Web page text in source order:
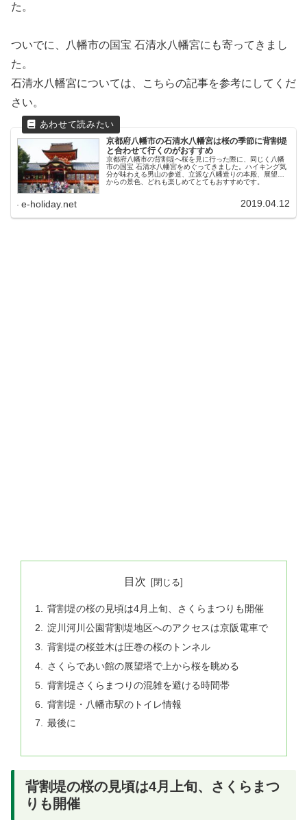
た。
ついでに、八幡市の国宝 石清水八幡宮にも寄ってきまし
た。
石清水八幡宮については、こちらの記事を参考にしてくだ
さい。
京都府八幡市の石清水八幡宮は桜の季節に背割堤
と合わせて行くのがおすすめ
京都府八幡市の背割堤へ桜を見に行った際に、同じく八幡
市の国宝 石清水八幡宮をめぐってきました。ハイキング気
分が味わえる男山の参道、立派な八幡造りの本殿、展望台
からの景色、どれも楽しめてとてもおすすめです。
e-holiday.net 2019.04.12
目次
背割堤の桜の見頃は4月上旬、さくらまつりも開催
淀川河川公園背割堤地区へのアクセスは京阪電車で
背割堤の桜並木は圧巻の桜のトンネル
さくらであい館の展望塔で上から桜を眺める
背割堤さくらまつりの混雑を避ける時間帯
背割堤・八幡市駅のトイレ情報
最後に
背割堤の桜の見頃は4月上旬、さくらまつ
りも開催